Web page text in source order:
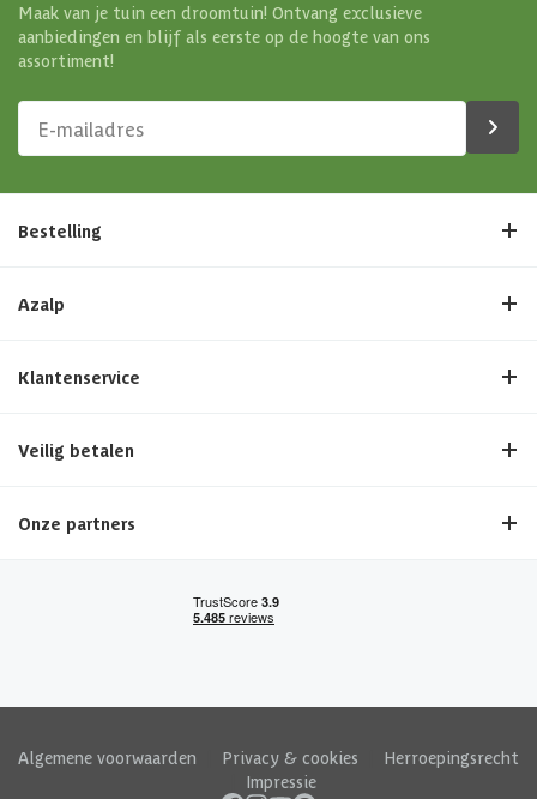
Maak van je tuin een droomtuin! Ontvang exclusieve
aanbiedingen en blijf als eerste op de hoogte van ons
assortiment!
Bestelling
Azalp
Klantenservice
Veilig betalen
Onze partners
Algemene voorwaarden Privacy & cookies
Herroepingsrecht
Impressie